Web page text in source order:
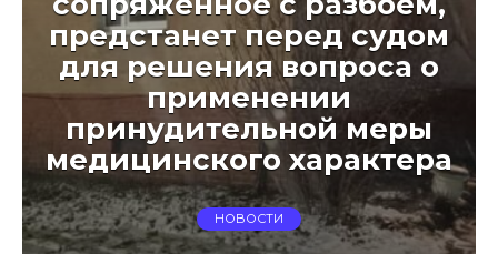
предстанет перед судом
для решения вопроса о
применении
принудительной меры
медицинского характера
НОВОСТИ